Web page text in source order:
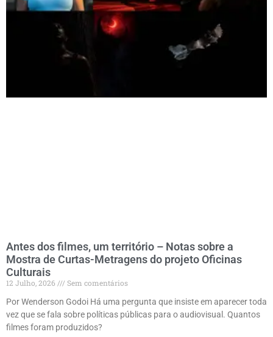
Antes dos filmes, um território – Notas sobre a
Mostra de Curtas-Metragens do projeto Oficinas
Culturais
12 Julho, 2026
Sem comentários
Por Wenderson Godoi Há uma pergunta que insiste em aparecer toda
vez que se fala sobre políticas públicas para o audiovisual. Quantos
filmes foram produzidos?